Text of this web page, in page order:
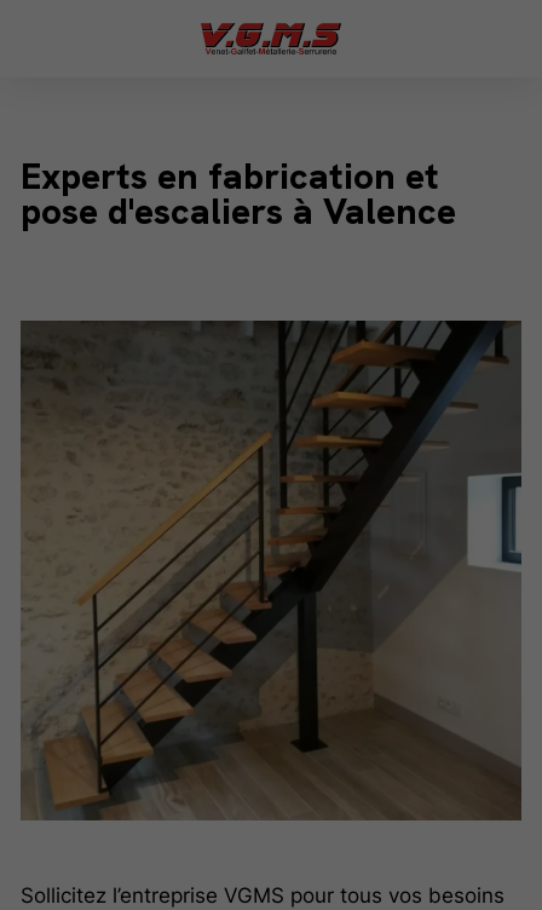
Experts en fabrication et
pose d'escaliers à Valence
Sollicitez l’entreprise VGMS pour tous vos besoins